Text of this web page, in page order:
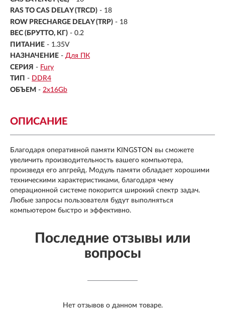
RAS TO CAS DELAY (TRCD) - 18
ROW PRECHARGE DELAY (TRP) - 18
ВЕС (БРУТТО, КГ) - 0.2
ПИТАНИЕ - 1.35V
НАЗНАЧЕНИЕ - Для ПК
СЕРИЯ - Fury
ТИП - DDR4
ОБЪЕМ - 2х16Gb
ОПИСАНИЕ
Благодаря оперативной памяти KINGSTON вы сможете
увеличить производительность вашего компьютера,
произведя его апгрейд. Модуль памяти обладает хорошими
техническими характеристиками, благодаря чему
операционной системе покорится широкий спектр задач.
Любые запросы пользователя будут выполняться
компьютером быстро и эффективно.
Последние отзывы или
вопросы
Нет отзывов о данном товаре.